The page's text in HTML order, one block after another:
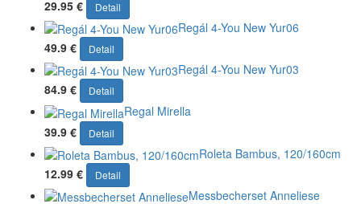
29.95 € Detail
Regál 4-You New Yur06
49.9 €
Detail
Regál 4-You New Yur03
84.9 €
Detail
Regal Mirella
39.9 €
Detail
Roleta Bambus, 120/160cm
12.99 €
Detail
Messbecherset Anneliese